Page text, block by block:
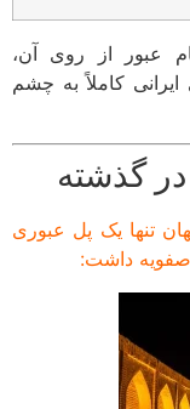
از روی آن،
کاملاً به چشم
یک پل عبوری
داشت: